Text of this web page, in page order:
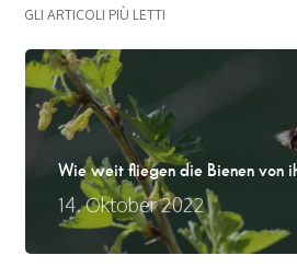
GLI ARTICOLI PIÙ LETTI
Wie weit fliegen die Bienen von
14. Oktober 2022